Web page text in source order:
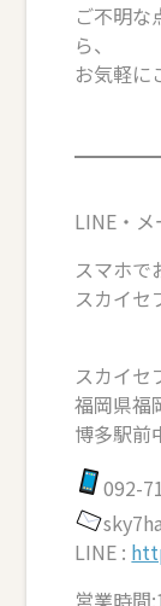
ご不明な
ら、
お気軽に
LINE・メ
スマホで
スカイセ
スカイセ
福岡県福
博多駅前
092-
LINE :
営業時間